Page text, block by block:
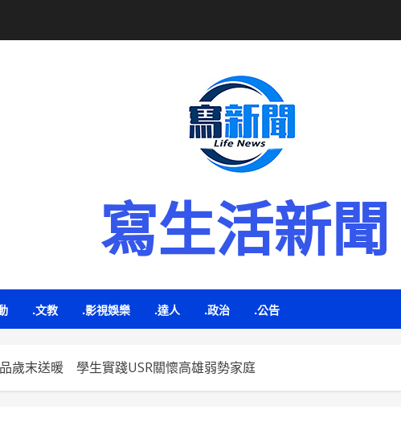
寫生活新聞
.文教 .影視娛樂 .達人 .政治 .公告
歲末送暖 學生實踐USR關懷高雄弱勢家庭